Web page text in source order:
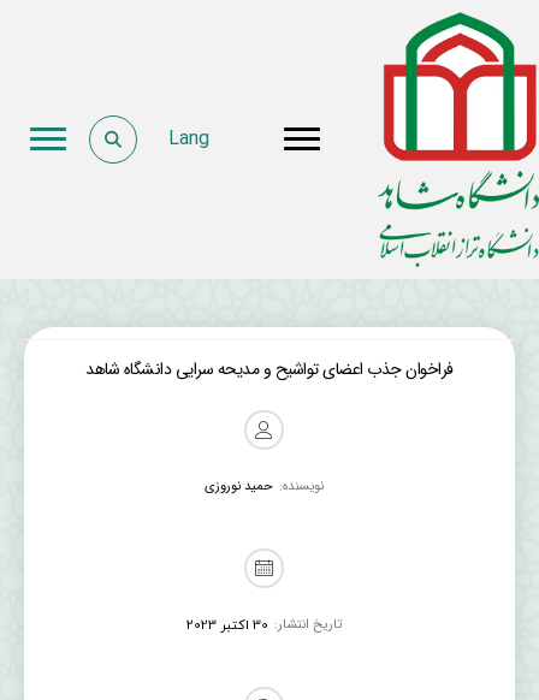
Lang
فراخوان جذب اعضای تواشیح و مدیحه سرایی دانشگاه شاهد
نویسنده: حمید نوروزی
تاریخ انتشار: 30 اکتبر 2023